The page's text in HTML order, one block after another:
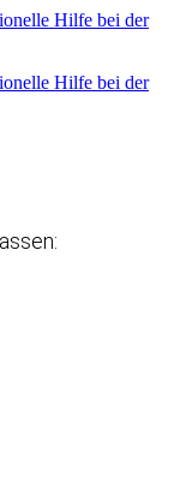
Hilfe bei der
Hilfe bei der